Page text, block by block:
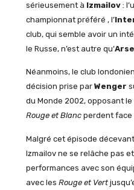
sérieusement à Izmailov:
championnat préféré , l’
club, qui semble avoir un
le Russe, n’est autre qu’
Néanmoins, le club
décision prise par Wenger
du Monde 2002, opposant
Rouge et Blancperdent face
Malgré cet épisode
Izmailov ne se relâche pas
performances avec son
avec les Rouge et Vert